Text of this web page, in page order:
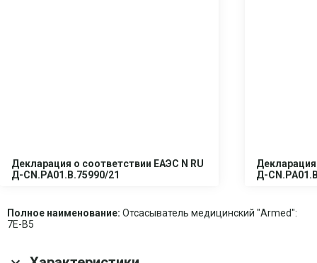
Декларация о соответствии ЕАЭС N RU
Д-CN.PA01.B.75990/21
Д-
Полное наименование: Отсасыватель медицинский "Armed":
7E-B5